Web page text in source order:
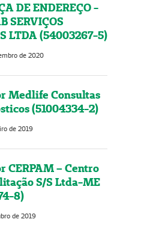
DE ENDEREÇO -
SERVIÇOS
LTDA (54003267-5)
de 2020
Medlife Consultas
(51004334-2)
de 2019
CERPAM – Centro
S/S Ltda-ME
8)
de 2019